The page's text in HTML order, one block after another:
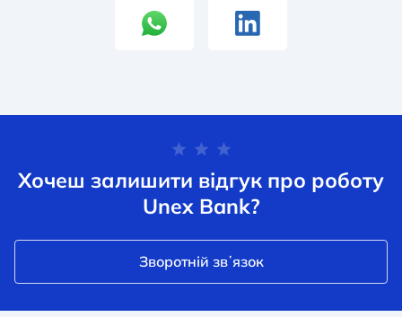
Хочеш залишити відгук про роботу
Unex Bank?
Зворотній звʼязок